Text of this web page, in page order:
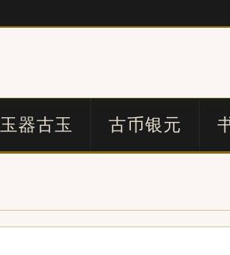
玉器古玉 古币银元